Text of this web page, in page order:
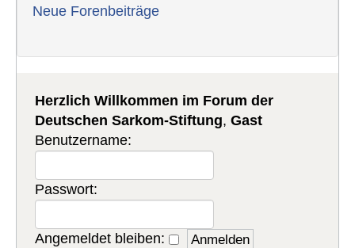
Neue Forenbeiträge
Herzlich Willkommen im Forum der
Deutschen Sarkom-Stiftung,Gast
Benutzername:
Passwort:
Angemeldet bleiben: